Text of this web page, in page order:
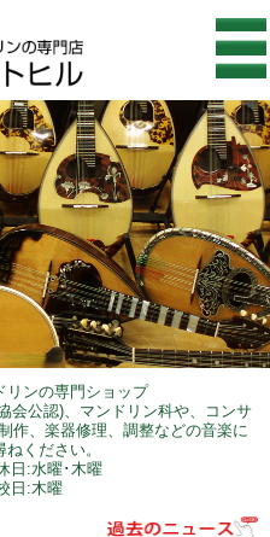
リンの専門ショップ
会公認)、マンドリン科や、コンサ
作、楽器修理、調整などの音楽に
ください。
日:水曜･木曜
日:木曜